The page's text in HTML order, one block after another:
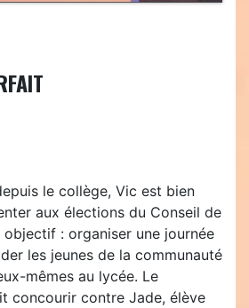
le collège, Vic est bien
aux élections du Conseil de
objectif : organiser une journée
les jeunes de la communauté
mêmes au lycée. Le
concourir contre Jade, élève